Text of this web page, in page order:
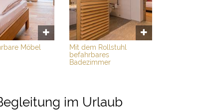
Möbel
Mit dem Rollstuhl
befahrbares
Badezimmer
im Urlaub